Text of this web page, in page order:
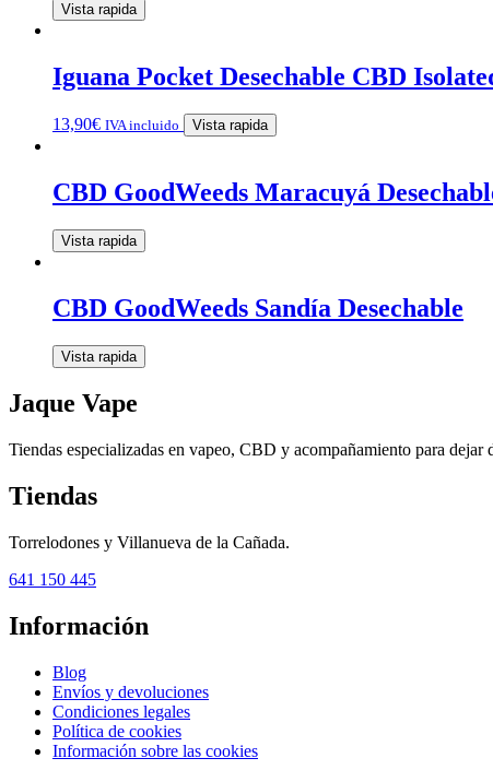
Vista rapida
Iguana Pocket Desechable CBD
13,90€ IVA incluido Vista rapida
CBD GoodWeeds Maracuyá
Vista rapida
CBD GoodWeeds Sandía Desechable
Vista rapida
Jaque Vape
Tiendas especializadas en vapeo, CBD y acompañamiento para dejar
Tiendas
Torrelodones y Villanueva de la Cañada.
641 150 445
Información
Blog
Envíos y devoluciones
Condiciones legales
Política de cookies
Información sobre las cookies